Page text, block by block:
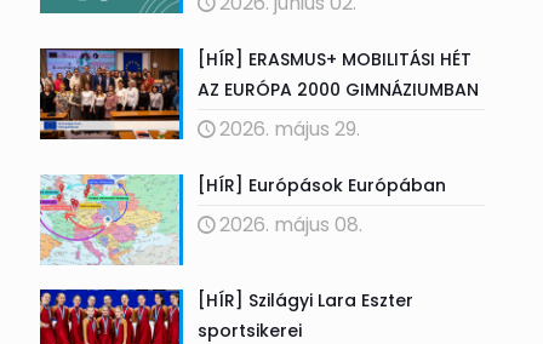
[HÍR] ERASMUS+ MOBILITÁSI HÉT
AZ EURÓPA 2000 GIMNÁZIUMBAN
2026. május 29.
[HÍR] Európások Európában
2026. május 08.
[HÍR] Szilágyi Lara Eszter
sportsikerei